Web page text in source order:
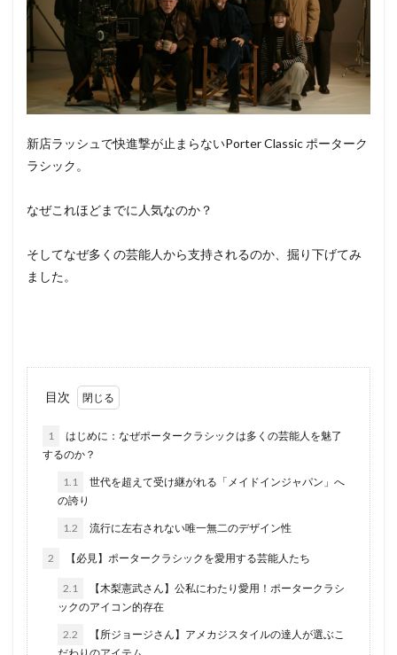
新店ラッシュで快進撃が止まらないPorter Classic ポーターク
ラシック。
なぜこれほどまでに人気なのか？
そしてなぜ多くの芸能人から支持されるのか、掘り下げてみ
ました。
目次
1
はじめに：なぜポータークラシックは多くの芸能人を魅了
するのか？
1.1
世代を超えて受け継がれる「メイドインジャパン」へ
の誇り
1.2 流行に左右されない唯一無二のデザイン性
2 【必見】ポータークラシックを愛用する芸能人たち
2.1
【木梨憲武さん】公私にわたり愛用！ポータークラシ
ックのアイコン的存在
2.2
【所ジョージさん】アメカジスタイルの達人が選ぶこ